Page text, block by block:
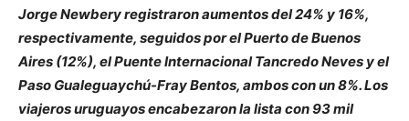
Jorge Newbery registraron aumentos del 24% y 16%,
respectivamente, seguidos por el Puerto de Buenos
Aires (12%), el Puente Internacional Tancredo Neves y el
Paso Gualeguaychú-Fray Bentos, ambos con un 8%. Los
viajeros uruguayos encabezaron la lista con 93 mil